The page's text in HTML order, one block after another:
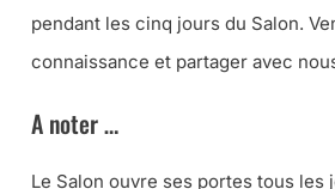
pendant les cinq jours du Salon.
connaissance et partager avec
A noter …
Le Salon ouvre ses portes tous les